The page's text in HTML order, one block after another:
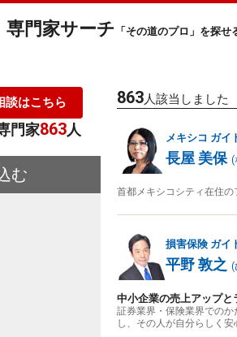
専門家サーチ 「その道のプロ」を探せ
談はこちら
門家863人
む
863人該当しました
メキシコ ガイ
長屋 美保 (
首都メキシコシティ在住
損害保険 ガイ
平野 敦之 (
中小企業の売上アップ
証券業界・保険業界での
し、その人が自分らしく